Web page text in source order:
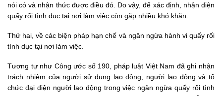
nói có và nhận thức được điều đó. Do vậy, để xác định, nhận diện
quấy rối tình dục tại nơi làm việc còn gặp nhiều khó khăn.
Thứ hai, về các biện pháp hạn chế và ngăn ngừa hành vi quấy rối
tình dục tại nơi làm việc.
Tương tự như Công ước số 190, pháp luật Việt Nam đã ghi nhận
trách nhiệm của người sử dụng lao động, người lao động và tổ
chức đại diện người lao động trong việc ngăn ngừa quấy rối tình